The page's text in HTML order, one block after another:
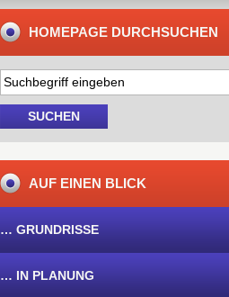
HOMEPAGE DURCHSUCHEN
AUF EINEN BLICK
… GRUNDRISSE
… IN PLANUNG